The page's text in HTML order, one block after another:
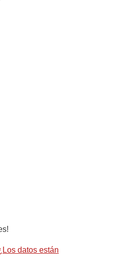
datos están